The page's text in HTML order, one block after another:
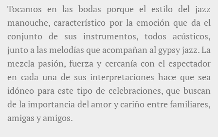
Tocamos en las bodas porque el estilo del jazz
manouche, característico por la emoción que da el
conjunto de sus instrumentos, todos acústicos,
junto a las melodías que acompañan al gypsy jazz. La
mezcla pasión, fuerza y cercanía con el espectador
en cada una de sus interpretaciones hace que sea
idóneo para este tipo de celebraciones, que buscan
de la importancia del amor y cariño entre familiares,
amigas y amigos.